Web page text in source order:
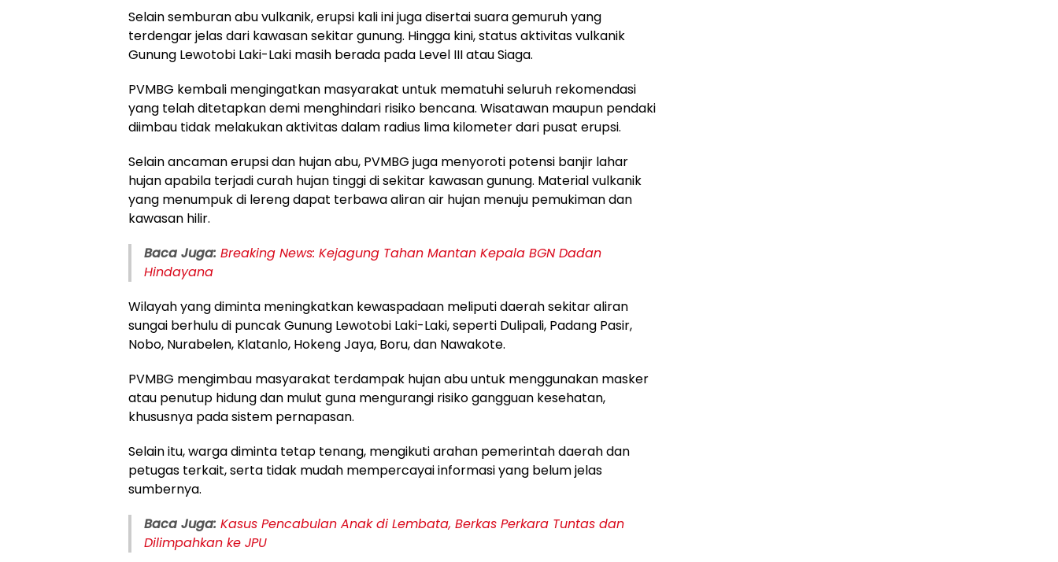
Selain semburan abu vulkanik, erupsi kali ini juga disertai suara gemuruh yang
terdengar jelas dari kawasan sekitar gunung. Hingga kini, status aktivitas vulkanik
Gunung Lewotobi Laki-Laki masih berada pada Level III atau Siaga.
PVMBG kembali mengingatkan masyarakat untuk mematuhi seluruh rekomendasi
yang telah ditetapkan demi menghindari risiko bencana. Wisatawan maupun pendaki
diimbau tidak melakukan aktivitas dalam radius lima kilometer dari pusat erupsi.
Selain ancaman erupsi dan hujan abu, PVMBG juga menyoroti potensi banjir lahar
hujan apabila terjadi curah hujan tinggi di sekitar kawasan gunung. Material vulkanik
yang menumpuk di lereng dapat terbawa aliran air hujan menuju pemukiman dan
kawasan hilir.
Baca Juga: Breaking News: Kejagung Tahan Mantan Kepala BGN Dadan
Hindayana
Wilayah yang diminta meningkatkan kewaspadaan meliputi daerah sekitar aliran
sungai berhulu di puncak Gunung Lewotobi Laki-Laki, seperti Dulipali, Padang Pasir,
Nobo, Nurabelen, Klatanlo, Hokeng Jaya, Boru, dan Nawakote.
PVMBG mengimbau masyarakat terdampak hujan abu untuk menggunakan masker
atau penutup hidung dan mulut guna mengurangi risiko gangguan kesehatan,
khususnya pada sistem pernapasan.
Selain itu, warga diminta tetap tenang, mengikuti arahan pemerintah daerah dan
petugas terkait, serta tidak mudah mempercayai informasi yang belum jelas
sumbernya.
Baca Juga: Kasus Pencabulan Anak di Lembata, Berkas Perkara Tuntas dan
Dilimpahkan ke JPU